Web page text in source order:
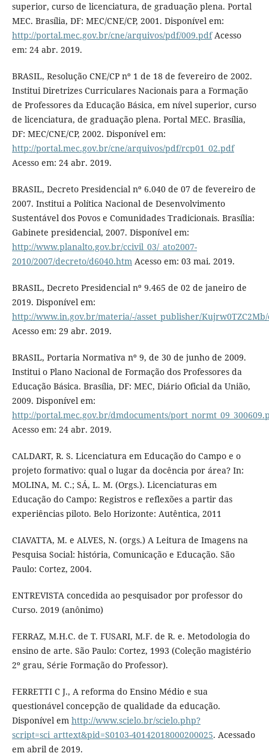
superior, curso de licenciatura, de graduação plena. Portal
MEC. Brasília, DF: MEC/CNE/CP, 2001. Disponível em:
http://portal.mec.gov.br/cne/arquivos/pdf/009.pdfAcesso
em: 24 abr. 2019.
BRASIL, Resolução CNE/CP nº 1 de 18 de fevereiro de 2002.
Institui Diretrizes Curriculares Nacionais para a Formação
de Professores da Educação Básica, em nível superior, curso
de licenciatura, de graduação plena. Portal MEC. Brasília,
DF: MEC/CNE/CP, 2002. Disponível em:
http://portal.mec.gov.br/cne/arquivos/pdf/rcp01_02.pdf
Acesso em: 24 abr. 2019.
BRASIL, Decreto Presidencial nº 6.040 de 07 de fevereiro de
2007. Institui a Política Nacional de Desenvolvimento
Sustentável dos Povos e Comunidades Tradicionais. Brasília:
Gabinete presidencial, 2007. Disponível em:
http://www.planalto.gov.br/ccivil_03/_ato2007-
2010/2007/decreto/d6040.htmAcesso em: 03 mai. 2019.
BRASIL, Decreto Presidencial nº 9.465 de 02 de janeiro de
2019. Disponível em:
http://www.in.gov.br/materia/-/asset_publisher/
Acesso em: 29 abr. 2019.
BRASIL, Portaria Normativa nº 9, de 30 de junho de 2009.
Institui o Plano Nacional de Formação dos Professores da
Educação Básica. Brasília, DF: MEC, Diário Oficial da União,
2009. Disponível em:
http://portal.mec.gov.br/dmdocuments/
Acesso em: 24 abr. 2019.
CALDART, R. S. Licenciatura em Educação do Campo e o
projeto formativo: qual o lugar da docência por área? In:
MOLINA, M. C.; SÁ, L. M. (Orgs.). Licenciaturas em
Educação do Campo: Registros e reflexões a partir das
experiências piloto. Belo Horizonte: Autêntica, 2011
CIAVATTA, M. e ALVES, N. (orgs.) A Leitura de Imagens na
Pesquisa Social: história, Comunicação e Educação. São
Paulo: Cortez, 2004.
ENTREVISTA concedida ao pesquisador por professor do
Curso. 2019 (anônimo)
FERRAZ, M.H.C. de T. FUSARI, M.F. de R. e. Metodologia do
ensino de arte. São Paulo: Cortez, 1993 (Coleção magistério
2º grau, Série Formação do Professor).
FERRETTI C J., A reforma do Ensino Médio e sua
questionável concepção de qualidade da educação.
Disponível em http://www.scielo.br/scielo.php?
script=sci_arttext&pid=S0103-40142018000200025. Acessado
em abril de 2019.